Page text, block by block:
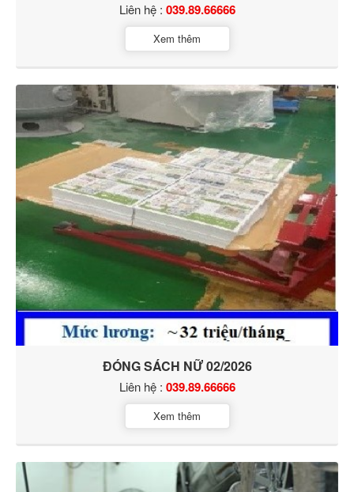
Liên hệ : 039.89.66666
Xem thêm
ĐÓNG SÁCH NỮ 02/2026
Liên hệ : 039.89.66666
Xem thêm